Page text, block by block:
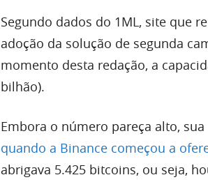
Segundo dados do 1ML, site que
adoção da solução de segunda
momento desta redação, a
bilhão).
Embora o número pareça alto,
quando a Binance começou a
abrigava 5.425 bitcoins, ou seja,